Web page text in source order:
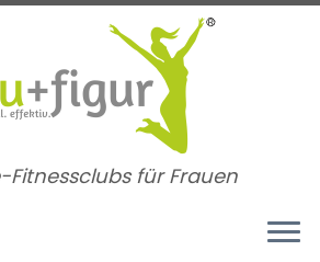
Fitnessclubs für Frauen